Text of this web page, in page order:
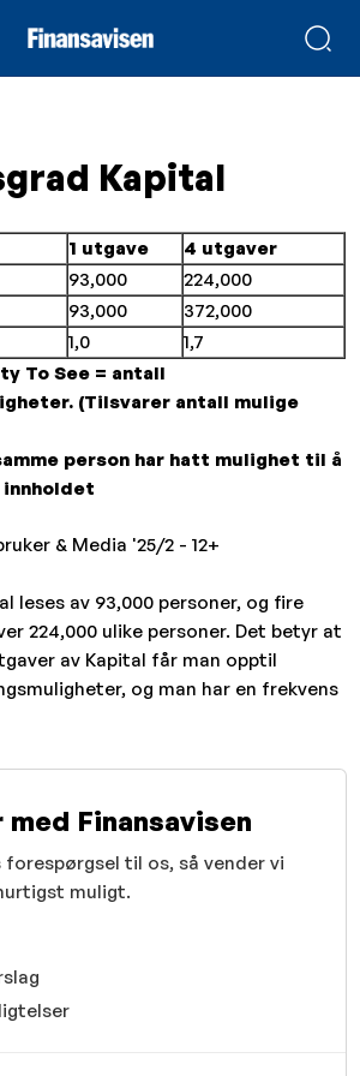
Kapital
1 utgave
4 utgaver
93,000
224,000
93,000
372,000
1,0
1,7
To See = antall
(Tilsvarer antall mulige
person har hatt mulighet til å
& Media '25/2 - 12+
leses av 93,000 personer, og fire
224,000 ulike personer. Det betyr at
av Kapital får man opptil
og man har en frekvens
med Finansavisen
forespørgsel til os, så vender vi
muligt.